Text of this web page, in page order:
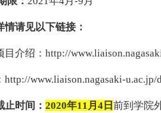
情请见以下链接：
目介绍：http://
http://www.liaison.nagasaki-
止时间：2020年11月4日前到学院